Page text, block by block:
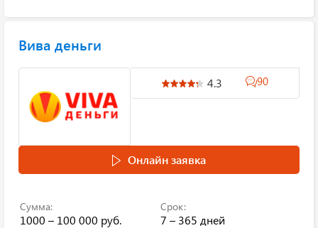
Вива деньги
4.3 90
Онлайн заявка
Сумма:
1000 – 100 000 руб.
Срок:
7 – 365 дней